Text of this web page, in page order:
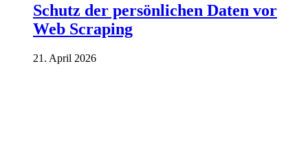
Schutz der persönlichen Daten vor
Web Scraping
21. April 2026